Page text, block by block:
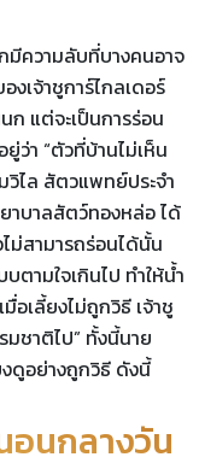
มีความลับที่บางคนอาจ
เจ้าชูการ์ไกลเดอร์
ก แต่จะเป็นการร่อน
ว่า “ตัวที่บ้านไม่เห็น
ไล สัตวแพทย์ประจำ
าบาลสัตว์ทองหล่อ ได้
ม่สามารถร่อนได้นั้น
ตามใจเกินไป ทำให้น้ำ
อเลี้ยงไม่ถูกวิธี เจ้าชู
ชาติไป” ทั้งนี้นาย
ดูอย่างถูกวิธี ดังนี้
อนกลางวัน